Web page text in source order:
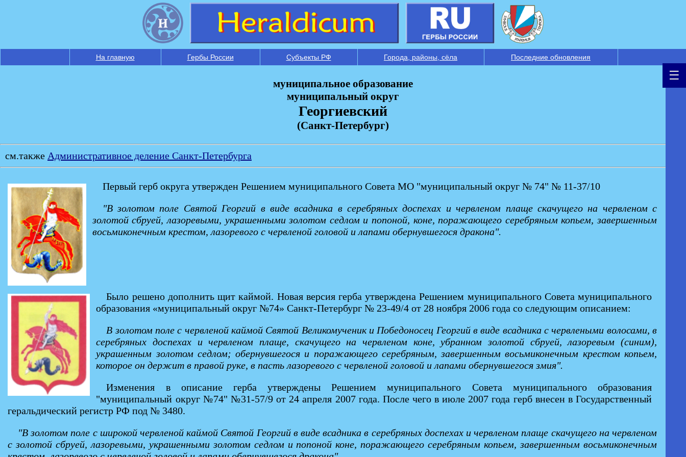
На главную Гербы России Субъекты РФ Города, районы, сёла Последние обновления
муниципальное образование
муниципальный округ
Георгиевский
(Санкт-Петербург)
см.также Административное деление Санкт-Петербурга
Первый герб округа утвержден Решением муниципального Совета МО "муниципальный округ № 74" № 11-37/10
"В золотом поле Святой Георгий в виде всадника в серебряных доспехах и червленом плаще скачущего на червленом с
золотой сбруей, лазоревыми, украшенными золотом седлом и попоной, коне, поражающего серебряным копьем, завершенным
восьмиконечным крестом, лазоревого с червленой головой и лапами обернувшегося дракона".
Было решено дополнить щит каймой. Новая версия герба утверждена Решением муниципального Совета муниципального
образования «муниципальный округ №74» Санкт-Петербург № 23-49/4 от 28 ноября 2006 года со следующим описанием:
В золотом поле с червленой каймой Святой Великомученик и Победоносец Георгий в виде всадника с червлеными волосами, в
серебряных доспехах и червленом плаще, скачущего на червленом коне, убранном золотой сбруей, лазоревым (синим),
украшенным золотом седлом; обернувшегося и поражающего серебряным, завершенным восьмиконечным крестом копьем,
которое он держит в правой руке, в пасть лазоревого с червленой головой и лапами обернувшегося змия".
Изменения в описание герба утверждены Решением муниципального Совета муниципального образования
"муниципальный округ №74" №31-57/9 от 24 апреля 2007 года. После чего в июле 2007 года герб внесен в Государственный
геральдический регистр РФ под № 3480.
"В золотом поле с широкой червленой каймой Святой Георгий в виде всадника в серебряных доспехах и червленом плаще скачущего на червленом
с золотой сбруей, лазоревыми, украшенными золотом седлом и попоной коне, поражающего серебряным копьем, завершенным восьмиконечным